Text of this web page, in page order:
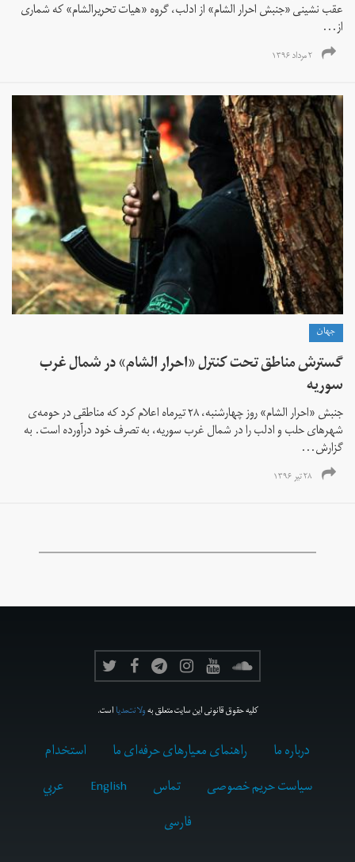
عقب نشینی «جنبش احرار الشام» از ادلب، گروه «هیات تحریرالشام» که شماری
از...
۲ مرداد ۱۳۹۶
جهان
گسترش مناطق تحت کنترل «احرار الشام» در شمال غرب
سوریه
جنبش «احرار الشام» روز چهارشنبه، ۲۸ تیرماه اعلام کرد که مناطقی در حومه‌ی
شهرهای حلب و ادلب را در شمال غرب سوریه، به تصرف خود درآورده است. به
گزارش...
۲۸ تیر ۱۳۹۶
کلیه حقوق قانونی این سایت متعلق بهولانت‌مدیااست.
درباره ما راهنمای معیارهای حرفه‌ای ما
استخدام
سیاست حریم خصوصی
تماس English
عربي
فارسى